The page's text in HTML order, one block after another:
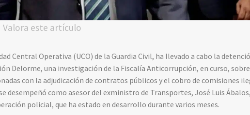
Valora este artículo
Central Operativa (UCO) de la Guardia Civil, ha llevado a cabo la
Delorme, una investigación de la Fiscalía Anticorrupción, en curso,
con la adjudicación de contratos públicos y el cobro de comisiones
desempeñó como asesor del exministro de Transportes, José Luis
policial, que ha estado en desarrollo durante varios meses.